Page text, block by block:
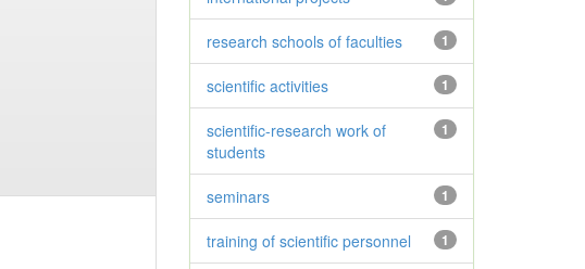
1
research schools of faculties
1
scientific activities
1
scientific-research work of
students
1
seminars
1
training of scientific personnel